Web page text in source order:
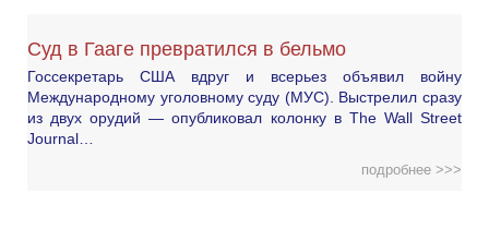
Суд в Гааге превратился в бельмо
Госсекретарь США вдруг и всерьез объявил войну
Международному уголовному суду (МУС). Выстрелил сразу
из двух орудий — опубликовал колонку в The Wall Street
Journal…
подробнее >>>